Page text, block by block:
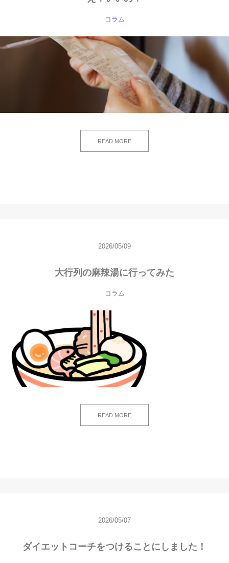
コラム
READ MORE
2026/05/09
大行列の麻辣湯に行ってみた
コラム
READ MORE
2026/05/07
ダイエットコーチをつけることにしました！